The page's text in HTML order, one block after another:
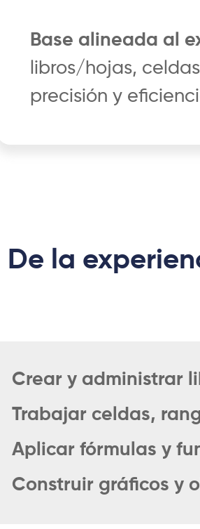
Base alineada al
libros/hojas,
precisión y
De la
Crear y administrar
Trabajar celdas,
Aplicar fórmulas y
Construir gráficos y